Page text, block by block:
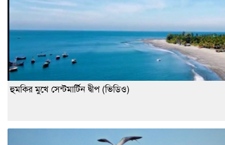
হুমকির মুখে সেন্টমার্টিন দ্বীপ (ভিডিও)